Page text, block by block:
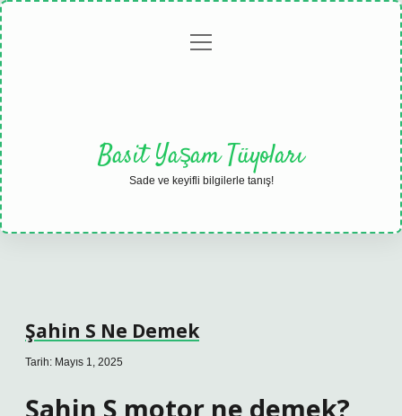
Gizlilikmenüyü
Basit Yaşam Tüyoları
Sade ve keyifli bilgilerle tanış!
Şahin S Ne Demek
Tarih: Mayıs 1, 2025
Şahin S motor ne demek?